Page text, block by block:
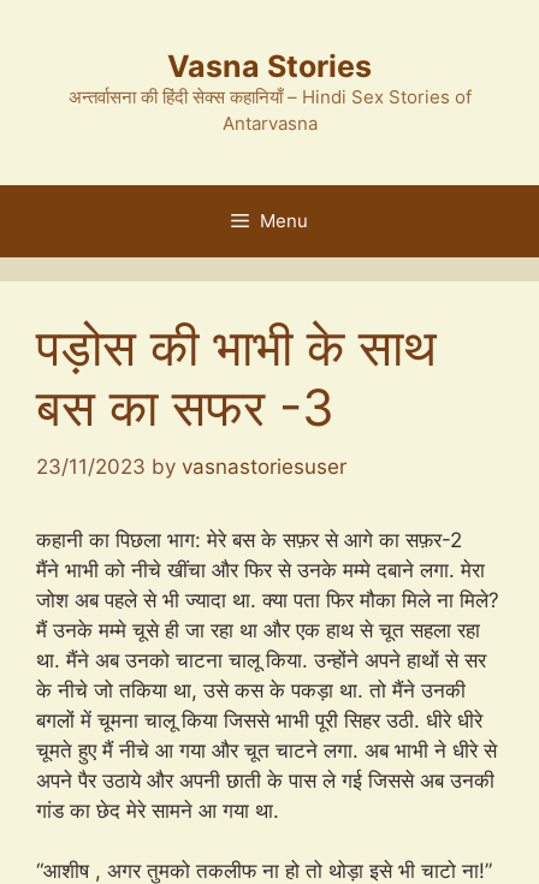
Vasna Stories
अन्तर्वासना की हिंदी सेक्स कहानियाँ – Hindi Sex Stories of
Antarvasna
Menu
पड़ोस की भाभी के साथ
बस का सफर -3
23/11/2023 by vasnastoriesuser
कहानी का पिछला भाग: मेरे बस के सफ़र से आगे का सफ़र-2
मैंने भाभी को नीचे खींचा और फिर से उनके मम्मे दबाने लगा. मेरा
जोश अब पहले से भी ज्यादा था. क्या पता फिर मौका मिले ना मिले?
मैं उनके मम्मे चूसे ही जा रहा था और एक हाथ से चूत सहला रहा
था. मैंने अब उनको चाटना चालू किया. उन्होंने अपने हाथों से सर
के नीचे जो तकिया था, उसे कस के पकड़ा था. तो मैंने उनकी
बगलों में चूमना चालू किया जिससे भाभी पूरी सिहर उठी. धीरे धीरे
चूमते हुए मैं नीचे आ गया और चूत चाटने लगा. अब भाभी ने धीरे से
अपने पैर उठाये और अपनी छाती के पास ले गई जिससे अब उनकी
गांड का छेद मेरे सामने आ गया था.
“आशीष , अगर तुमको तकलीफ ना हो तो थोड़ा इसे भी चाटो ना!”